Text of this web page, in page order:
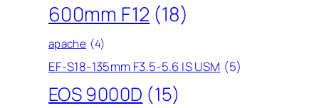
600mm F12 (18)
apache (4)
EF-S18-135mm F3.5-5.6 IS USM (5)
EOS 9000D (15)